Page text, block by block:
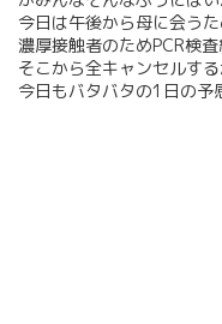
今日は午後から母に会う
濃厚接触者のためPCR検
そこから全キャンセルす
今日もバタバタの1日の予